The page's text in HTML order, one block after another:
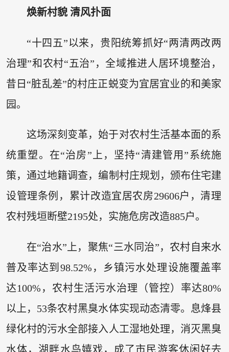
焕新村貌 清风扑面
“十四五”以来，贵阳统筹抓好“两清两改两
治理”和农村“五治”，全域推进人居环境整治，
昔日“脏乱差”的村庄正蜕变为宜居宜业的和美家
园。
这场深刻变革，始于对农村生活基本面的系
统重塑。在“治房”上，坚持“清建管用”系统施
策，通过地籍调查，编制村庄规划，颁布住宅建
设管理条例，累计改造宜居农房29606户，清理
农村残垣断壁2195处，实施危房改造885户。
在“治水”上，聚焦“三水同治”，农村自来水
普及率达到98.52%，乡镇污水处理设施覆盖率
达100%，农村生活污水治理（管控）率达80%
以上，53条农村黑臭水体实现动态清零。息烽县
绿化村的污水全部接入人工湿地处理，消灭黑臭
水体，湖畔水鸟嬉戏，成了市民游客休闲好去